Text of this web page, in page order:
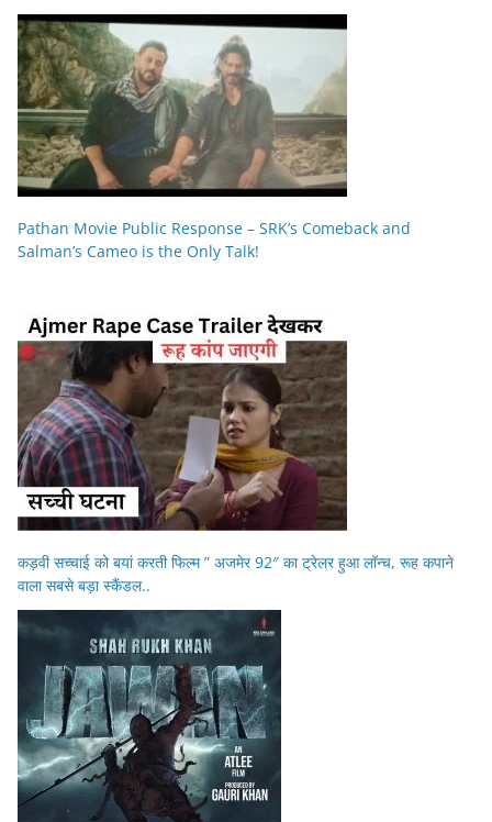
Pathan Movie Public Response – SRK’s Comeback and
Salman’s Cameo is the Only Talk!
कड़वी सच्चाई को बयां करती फिल्म ” अजमेर 92″ का ट्रेलर हुआ लॉन्च, रूह कपाने
वाला सबसे बड़ा स्कैंडल..